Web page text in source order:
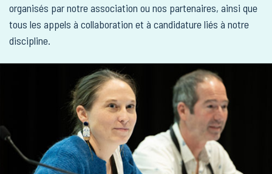
organisés par notre association ou nos partenaires, ainsi que
tous les appels à collaboration et à candidature liés à notre
discipline.
JE DÉCOUVRE